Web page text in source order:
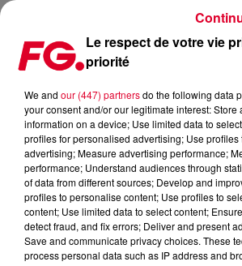
FG MIX DANCE : FAULK & FRIENDS
Le respect de votre vie
priorité
We and our (447) partnersdo the following data
your consent and/or our legitimate interest: Store
information on a device; Use limited data to
profiles for personalised advertising; Use
advertising; Measure advertising performance;
performance; Understand audiences through
of data from different sources; Develop and
profiles to personalise content; Use profiles to
content; Use limited data to select content;
detect fraud, and fix errors; Deliver and present
Save and communicate privacy choices. These
process personal data such as IP address and